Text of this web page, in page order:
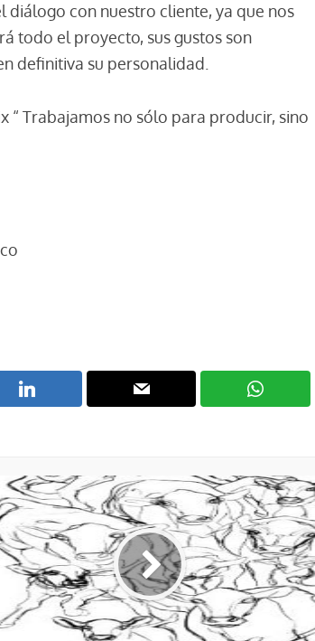
con nuestro cliente, ya que nos
todo el proyecto, sus gustos son
definitiva su personalidad.
“ Trabajamos no sólo para producir, sino